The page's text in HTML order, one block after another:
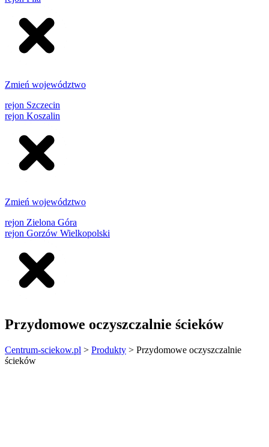
Zmień województwo
rejon Szczecin
rejon Koszalin
Zmień województwo
rejon Zielona Góra
rejon Gorzów Wielkopolski
Przydomowe oczyszczalnie ścieków
Centrum-sciekow.pl > Produkty > Przydomowe oczyszczalnie
ścieków